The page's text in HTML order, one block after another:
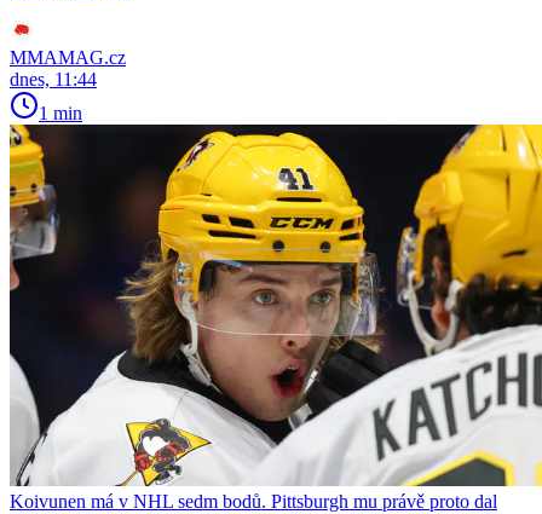
MMAMAG.cz
dnes, 11:44
1 min
Koivunen má v NHL sedm bodů. Pittsburgh mu právě proto dal